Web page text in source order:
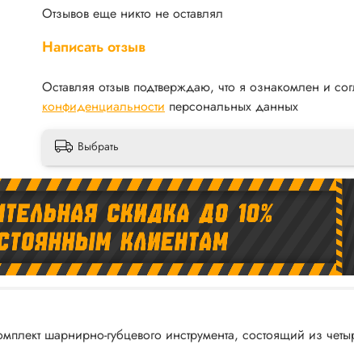
Отзывов еще никто не оставлял
Написать отзыв
Оставляя отзыв подтверждаю, что я ознакомлен и
конфиденциальности персональных данных
Выбрать
шарнирно-губцевого инструмента, состоящий из